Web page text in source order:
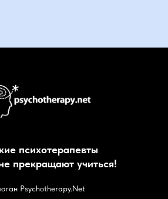
психотерапевты
прекращают учиться!
Psychotherapy.Net